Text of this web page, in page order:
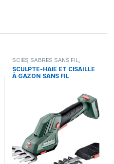
SCIES SABRES SANS FIL,
SYSTÈMES SANS FIL
SCULPTE-HAIE ET CISAILLE
À GAZON SANS FIL